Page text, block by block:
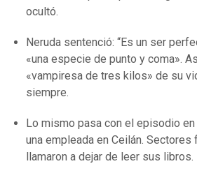
ocultó.
Neruda sentenció: “Es un ser
«una especie de punto y coma».
«vampiresa de tres kilos» de su
siempre.
Lo mismo pasa con el episodio
una empleada en Ceilán.
llamaron a dejar de leer sus libros.